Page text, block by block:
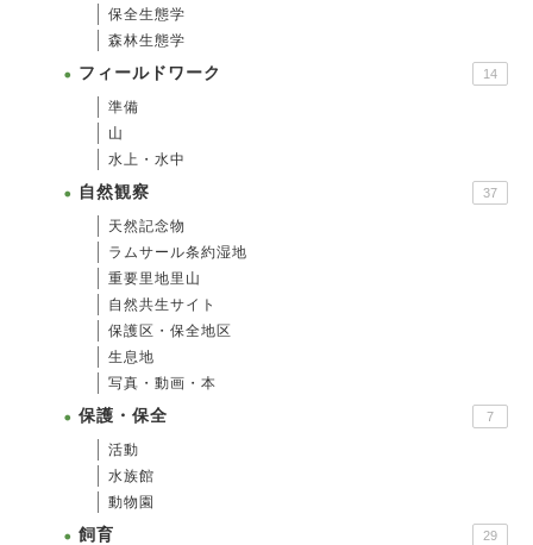
保全生態学
森林生態学
フィールドワーク 14
準備
山
水上・水中
自然観察 37
天然記念物
ラムサール条約湿地
重要里地里山
自然共生サイト
保護区・保全地区
生息地
写真・動画・本
保護・保全 7
活動
水族館
動物園
飼育 29